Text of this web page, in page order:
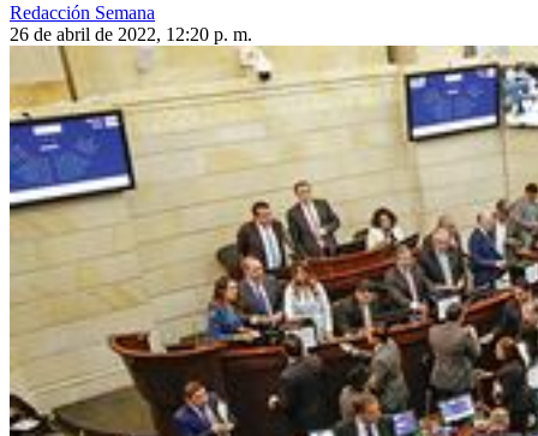
Redacción Semana
26 de abril de 2022, 12:20 p. m.